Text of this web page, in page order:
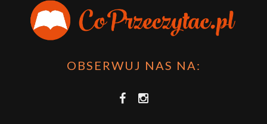
OBSERWUJ NAS NA: